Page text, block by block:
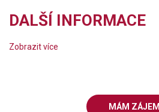
DALŠÍ INFORMACE
Zobrazit více
MÁM ZÁJEM